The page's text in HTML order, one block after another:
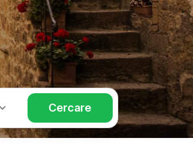
Cercare